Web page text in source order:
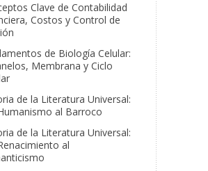
Clave de Contabilidad
Costos y Control de
de Biología Celular:
Membrana y Ciclo
de la Literatura Universal:
al Barroco
de la Literatura Universal:
al